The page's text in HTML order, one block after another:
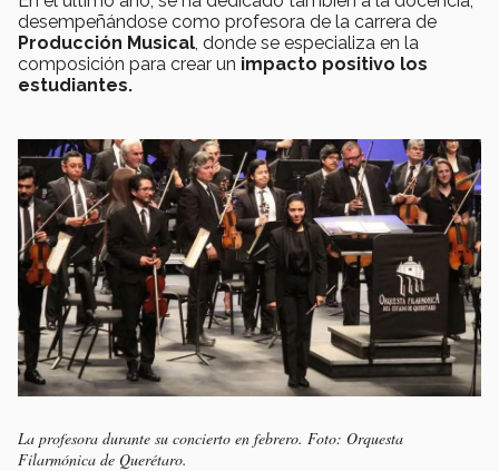
desempeñándose como profesora de la carrera de
Producción Musical , donde se especializa en la
composición para crear un impacto positivo los
estudiantes.
La profesora durante su concierto en febrero. Foto: Orquesta
Filarmónica de Querétaro.